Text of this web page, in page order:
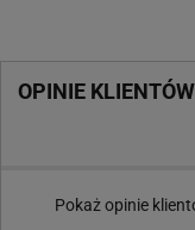
OPINIE KLIENTÓW
Pokaż opinie